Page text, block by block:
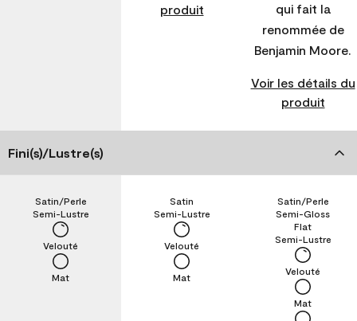
produit
qui fait la
renommée de
Benjamin Moore.
Voir les détails du
produit
Fini(s)/Lustre(s)
Mat
Velouté
Semi-Lustre
Satin/Perle
Mat
Velouté
Semi-Lustre
Satin
Mat
Velouté
Semi-Lustre
Flat
Semi-Gloss
Satin/Perle